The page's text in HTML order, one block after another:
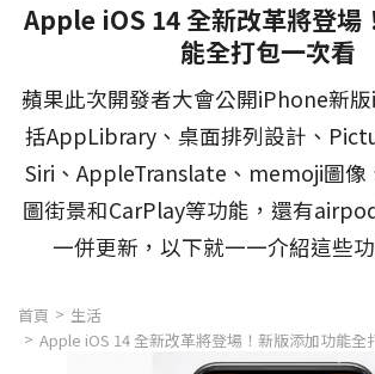
Apple iOS 14 全新改革將登場
能全打包一次看
蘋果此次開發者大會公開iPhone新
括AppLibrary、桌面排列設計、
Siri、AppleTranslate、memoji圖像
圖街景和CarPlay等功能，還有
一併更新，以下就一一介紹這些
首頁
生活
Apple iOS 14 全新改革將登場！新版添加功能全